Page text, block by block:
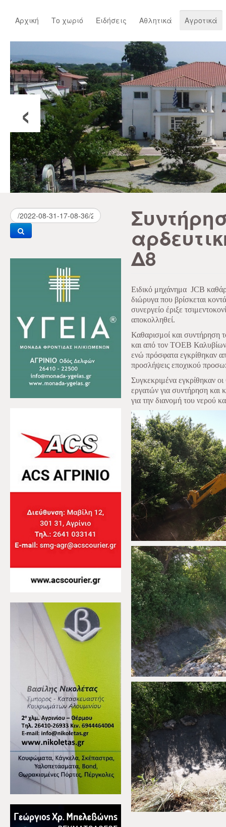
Αρχική Το χωριό Ειδήσεις Αθλητικά Αγροτικά
‹
Δ8
Ειδικό μηχάνημα JCB
διώρυγα που βρίσκεται
συνεργείο έριξε
αποκολληθεί.
Καθαρισμοί και συντήρηση
και από τον ΤΟΕΒ Καλυβίων
ενώ πρόσφατα εγκρίθηκαν
προσλήψεις εποχικού
Συγκεκριμένα εγκρίθηκαν
εργατών για συντήρηση και
για την διανομή του νερού